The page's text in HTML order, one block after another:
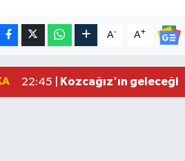
A- A+
22:45 | Kozcağız'ın geleceği